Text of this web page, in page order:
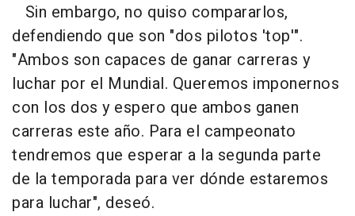
Sin embargo, no quiso compararlos,
defendiendo que son "dos pilotos 'top'".
"Ambos son capaces de ganar carreras y
luchar por el Mundial. Queremos imponernos
con los dos y espero que ambos ganen
carreras este año. Para el campeonato
tendremos que esperar a la segunda parte
de la temporada para ver dónde estaremos
para luchar", deseó.